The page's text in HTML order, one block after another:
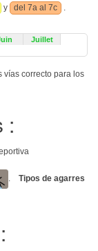
y del 7a al 7c
.
Juillet
vías correcto para los
:
. Tipos de agarres